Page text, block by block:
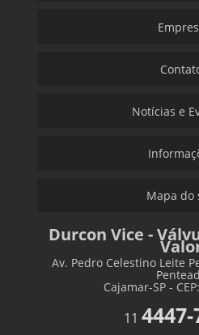
Notícias e
Mapa do
Durcon Vice -
Av. Pedro Celestino Leite
Cajamar-SP -
11